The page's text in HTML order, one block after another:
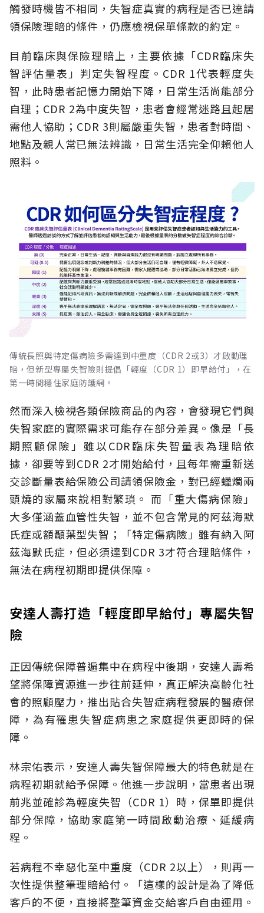
觸發時機皆不相同，失智症真實的病程是否已達請
領保險理賠的條件，仍應檢視保單條款的約定。
目前臨床與保險理賠上，主要依據「CDR臨床失
智評估量表」判定失智程度。CDR 1代表輕度失
智，此時患者記憶力開始下降，日常生活尚能部分
自理；CDR 2為中度失智，患者會經常迷路且起居
需他人協助；CDR 3則屬嚴重失智，患者對時間、
地點及親人常已無法辨識，日常生活完全仰賴他人
照料。
傳統長照與特定傷病險多需達到中重度（CDR 2或3）才啟動理
賠，但新型專屬失智險則提倡「輕度（CDR 1）即早給付」，在
第一時間穩住家庭防護網。
然而深入檢視各類保險商品的內容，會發現它們與
失智家庭的實際需求可能存在部分差異。像是「長
期照顧保險」雖以CDR臨床失智量表為理賠依
據，卻要等到CDR 2才開始給付，且每年需重新送
交診斷量表給保險公司請領保險金，對已經蠟燭兩
頭燒的家屬來說相對繁瑣。 而「重大傷病保險」
大多僅涵蓋血管性失智，並不包含常見的阿茲海默
氏症或額顳葉型失智；「特定傷病險」雖有納入阿
茲海默氏症，但必須達到CDR 3才符合理賠條件，
無法在病程初期即提供保障。
安達人壽打造「輕度即早給付」專屬失智
險
正因傳統保障普遍集中在病程中後期，安達人壽希
望將保障資源進一步往前延伸，真正解決高齡化社
會的照顧壓力，推出貼合失智症病程發展的醫療保
障，為有罹患失智症病患之家庭提供更即時的保
障。
林宗佑表示，安達人壽失智保障最大的特色就是在
病程初期就給予保障。他進一步說明，當患者出現
前兆並確診為輕度失智（CDR 1）時，保單即提供
部分保障，協助家庭第一時間啟動治療、延緩病
程。
若病程不幸惡化至中重度（CDR 2以上），則再一
次性提供整筆理賠給付。「這樣的設計是為了降低
客戶的不便，直接將整筆資金交給客戶自由運用。